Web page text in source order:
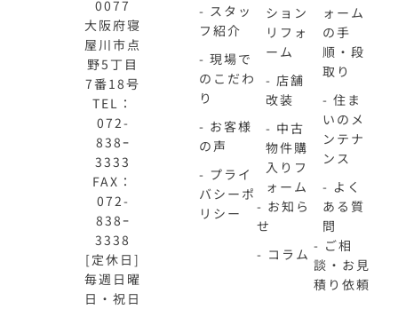
0077
大阪府寝
屋川市点
野5丁目
7番18号
TEL：
072-
838ｰ
3333
FAX：
072-
838ｰ
3338
[定休日]
毎週日曜
日・祝日
- スタッ
フ紹介
- 現場で
のこだわ
り
- お客様
の声
- プライ
バシーポ
リシー
ション
リフォ
ーム
- 店舗
改装
- 中古
物件購
入りフ
ォーム
- お知ら
せ
- コラム
ォーム
の手
順・段
取り
- 住ま
いのメ
ンテナ
ンス
- よく
ある質
問
- ご相
談・お見
積り依頼